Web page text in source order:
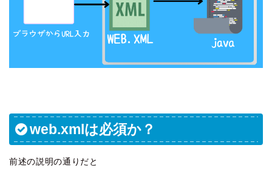
web.xmlは必須か？
前述の説明の通りだと